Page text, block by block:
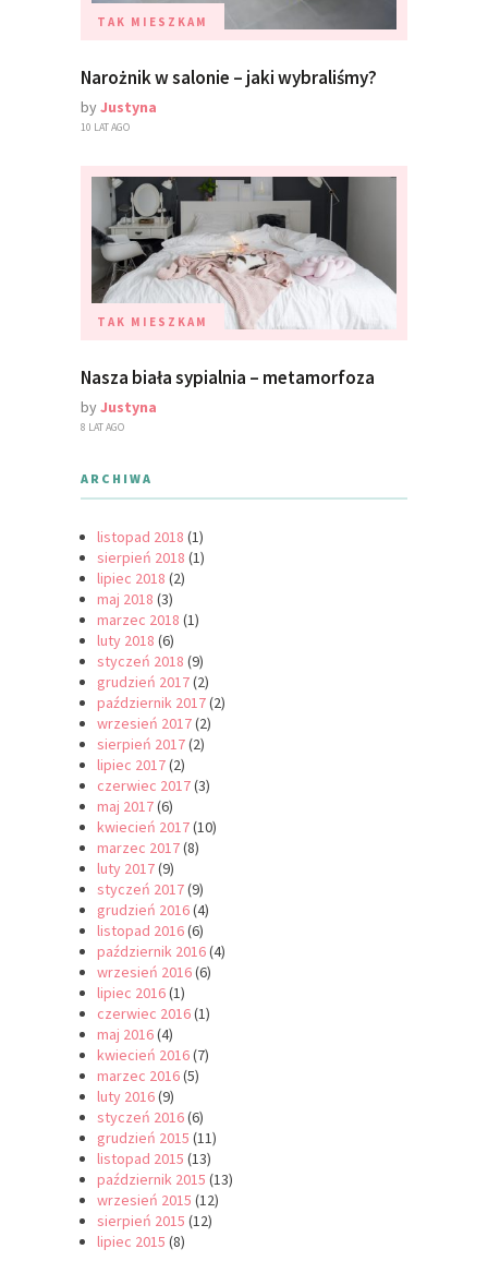
TAK MIESZKAM
Narożnik w salonie – jaki wybraliśmy?
byJustyna
10 LAT AGO
TAK MIESZKAM
Nasza biała sypialnia – metamorfoza
byJustyna
8 LAT AGO
ARCHIWA
listopad 2018 (1)
sierpień 2018 (1)
lipiec 2018 (2)
maj 2018 (3)
marzec 2018 (1)
luty 2018 (6)
styczeń 2018 (9)
grudzień 2017(2)
październik 2017(2)
wrzesień 2017(2)
sierpień 2017(2)
lipiec 2017(2)
czerwiec 2017(3)
maj 2017(6)
kwiecień 2017(10)
marzec 2017(8)
luty 2017(9)
styczeń 2017(9)
grudzień 2016(4)
listopad 2016(6)
październik 2016(4)
wrzesień 2016(6)
lipiec 2016(1)
czerwiec 2016(1)
maj 2016(4)
kwiecień 2016(7)
marzec 2016(5)
luty 2016(9)
styczeń 2016(6)
grudzień 2015 (11)
listopad 2015 (13)
październik 2015 (13)
wrzesień 2015 (12)
sierpień 2015 (12)
lipiec 2015 (8)